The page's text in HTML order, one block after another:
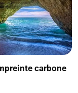
carbone